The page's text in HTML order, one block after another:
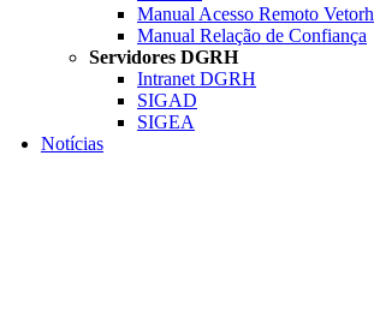
Manual Acesso Remoto Vetorh
Manual Relação de Confiança
Servidores DGRH
Intranet DGRH
SIGAD
SIGEA
Notícias